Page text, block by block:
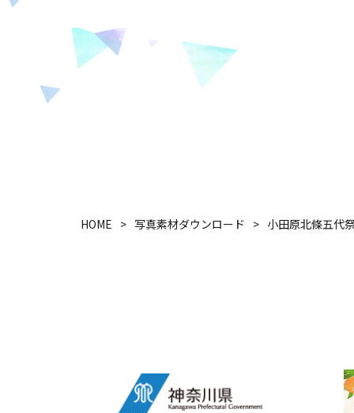
HOME 写真素材ダウンロード 小田原北條五代